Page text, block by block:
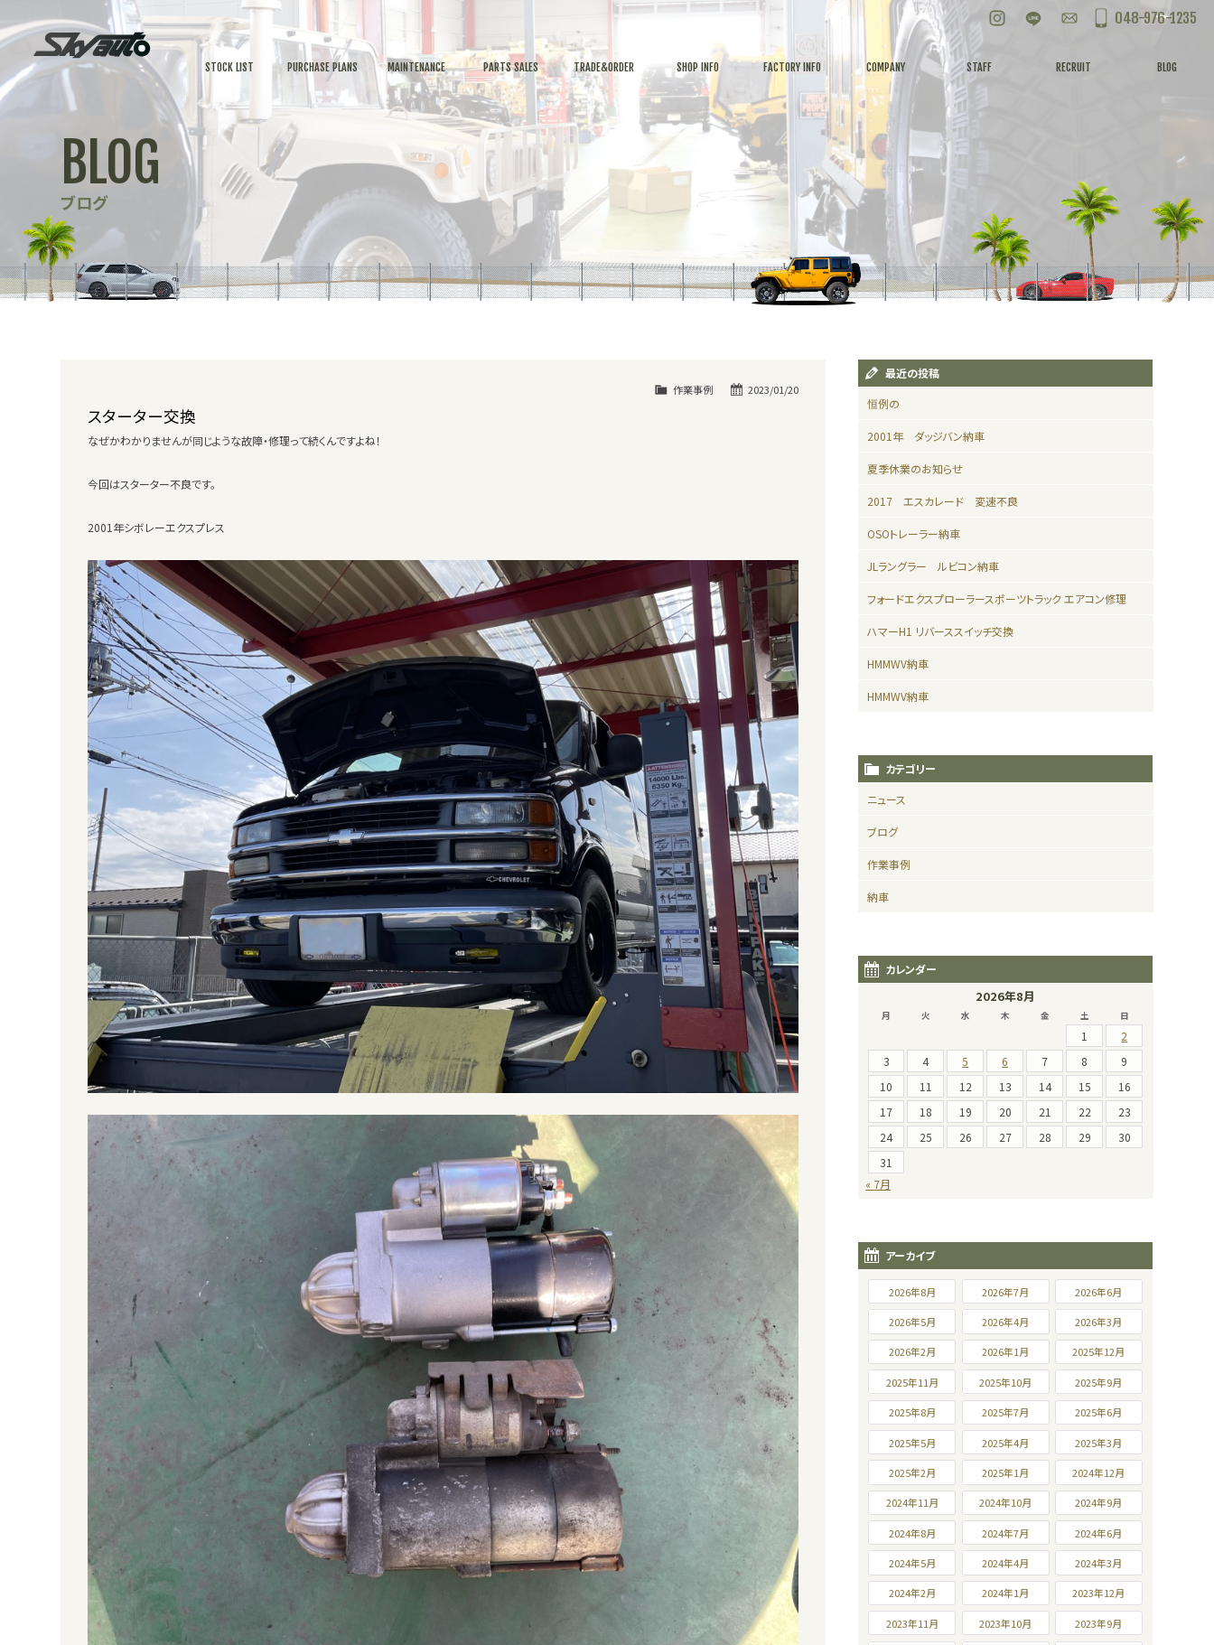
お問い合わせ
048-976-1235
STOCK LIST PURCHASE PLANS MAINTENANCE PARTS SALES TRADE&ORDER SHOP INFO FACTORY INFO COMPANY STAFF RECRUIT BLOG
BLOG
ブログ
2023/01/20
作業事例
スターター交換
なぜかわかりませんが同じような故障・修理って続くんですよね！
今回はスターター不良です。
2001年シボレーエクスプレス
最近の投稿
恒例の
2001年 ダッジバン納車
夏季休業のお知らせ
2017 エスカレード 変速不良
OSOトレーラー納車
JLラングラー ルビコン納車
フォードエクスプローラースポーツトラック エアコン修理
ハマーH1 リバーススイッチ交換
HMMWV納車
HMMWV納車
カテゴリー
ニュース
ブログ
作業事例
納車
カレンダー
2026年8月
月 火 水 木 金 土 日
1
2
3
4 5 6 7 8
9
10
11 12 13 14 15
16
17
18 19 20 21 22
23
24
25 26 27 28 29
30
31
« 7月
アーカイブ
2026年8月 2026年7月 2026年6月
2026年5月 2026年4月 2026年3月
2026年2月 2026年1月 2025年12月
2025年11月 2025年10月 2025年9月
2025年8月 2025年7月 2025年6月
2025年5月 2025年4月 2025年3月
2025年2月 2025年1月 2024年12月
2024年11月 2024年10月 2024年9月
2024年8月 2024年7月 2024年6月
2024年5月 2024年4月 2024年3月
2024年2月 2024年1月 2023年12月
2023年11月 2023年10月 2023年9月